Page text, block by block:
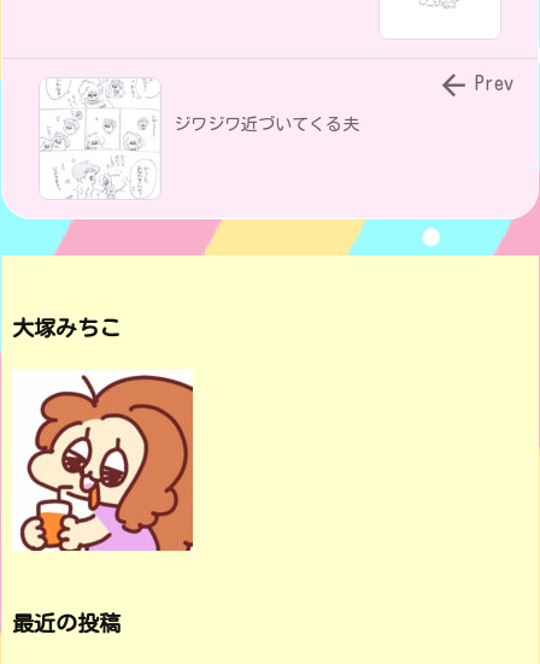
ジワジワ近づいてくる夫
 Prev
大塚みちこ
最近の投稿